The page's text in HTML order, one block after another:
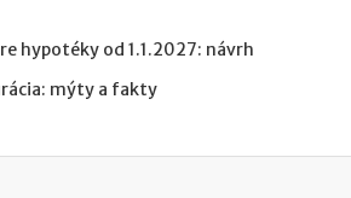
hypotéky od 1.1.2027: návrh
mýty a fakty